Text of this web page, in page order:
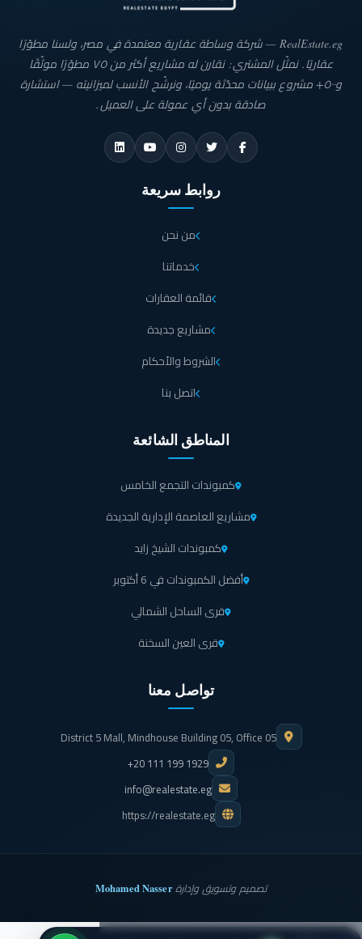
RealEstate.eg — شركة وساطة عقارية معتمدة في مصر، ولسنا مطوّرًا
عقاريًا. نمثّل المشتري: نقارن له مشاريع أكثر من ٧٥ مطوّرًا موثّقًا
و٥٠٠+ مشروع ببيانات محدّثة يوميًا، ونرشّح الأنسب لميزانيته — استشارة
صادقة بدون أي عمولة على العميل.
روابط سريعة
من نحن
خدماتنا
قائمة العقارات
مشاريع جديدة
الشروط والأحكام
اتصل بنا
المناطق الشائعة
كمبوندات التجمع الخامس
مشاريع العاصمة الإدارية الجديدة
كمبوندات الشيخ زايد
أفضل الكمبوندات في 6 أكتوبر
قرى الساحل الشمالي
قرى العين السخنة
تواصل معنا
District 5 Mall, Mindhouse Building 05, Office 05
+20 111 199 1929
info@realestate.eg
https://realestate.eg
تصميم وتسويق وإدارةMohamed Nasser